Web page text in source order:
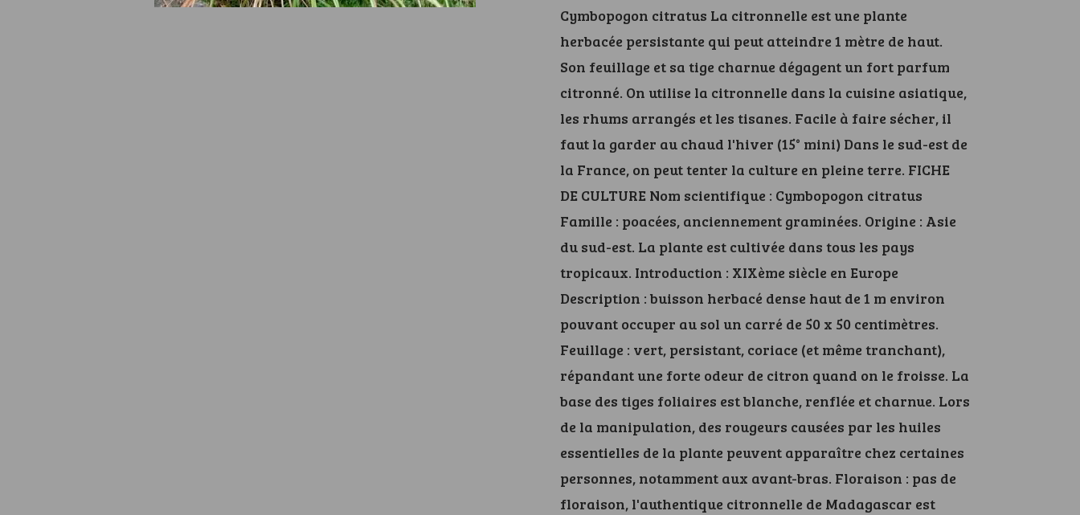
Cymbopogon citratus La citronnelle est une plante
herbacée persistante qui peut atteindre 1 mètre de haut.
Son feuillage et sa tige charnue dégagent un fort parfum
citronné. On utilise la citronnelle dans la cuisine asiatique,
les rhums arrangés et les tisanes. Facile à faire sécher, il
faut la garder au chaud l'hiver (15° mini) Dans le sud-est de
la France, on peut tenter la culture en pleine terre. FICHE
DE CULTURE Nom scientifique : Cymbopogon citratus
Famille : poacées, anciennement graminées. Origine : Asie
du sud-est. La plante est cultivée dans tous les pays
tropicaux. Introduction : XIXème siècle en Europe
Description : buisson herbacé dense haut de 1 m environ
pouvant occuper au sol un carré de 50 x 50 centimètres.
Feuillage : vert, persistant, coriace (et même tranchant),
répandant une forte odeur de citron quand on le froisse. La
base des tiges foliaires est blanche, renflée et charnue. Lors
de la manipulation, des rougeurs causées par les huiles
essentielles de la plante peuvent apparaître chez certaines
personnes, notamment aux avant-bras. Floraison : pas de
floraison, l'authentique citronnelle de Madagascar est